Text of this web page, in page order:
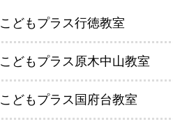
こどもプラス行徳教室
こどもプラス原木中山教室
こどもプラス国府台教室